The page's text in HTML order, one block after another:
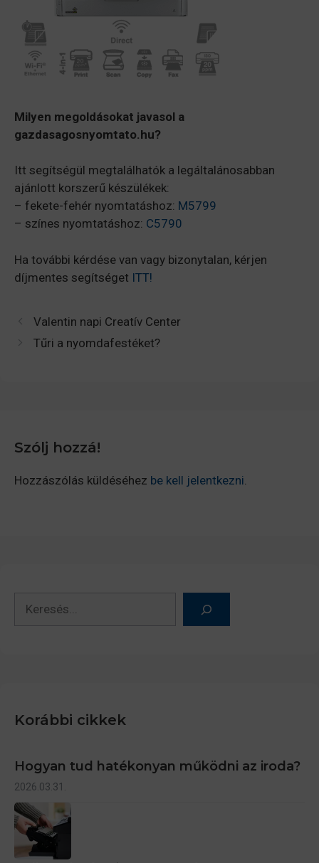
Milyen megoldásokat javasol a
gazdasagosnyomtato.hu?
Itt segítségül megtalálhatók a legáltalánosabban
ajánlott korszerű készülékek:
– fekete-fehér nyomtatáshoz: M5799
– színes nyomtatáshoz: C5790
Ha további kérdése van vagy bizonytalan, kérjen
díjmentes segítséget ITT!
Valentin napi Creatív Center
Tűri a nyomdafestéket?
Szólj hozzá!
Hozzászólás küldéséhez be kell jelentkezni
Korábbi cikkek
Hogyan tud hatékonyan működni az iroda?
2026.03.31.